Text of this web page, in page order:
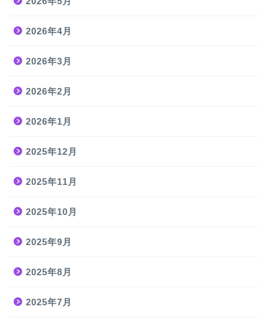
2026年4月
2026年3月
2026年2月
2026年1月
2025年12月
2025年11月
2025年10月
2025年9月
2025年8月
2025年7月